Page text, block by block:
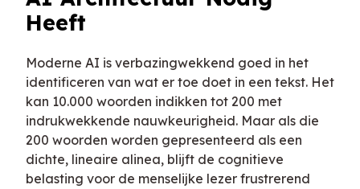
Heeft
Moderne AI is verbazingwekkend goed in het
identificeren van wat er toe doet in een tekst. Het
kan 10.000 woorden indikken tot 200 met
indrukwekkende nauwkeurigheid. Maar als die
200 woorden worden gepresenteerd als een
dichte, lineaire alinea, blijft de cognitieve
belasting voor de menselijke lezer frustrerend